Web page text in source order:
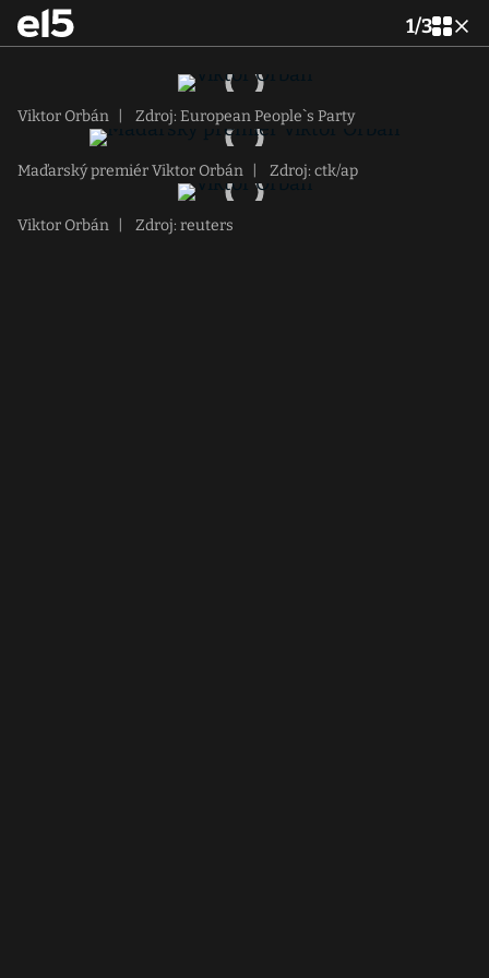
1/3
Viktor Orbán Zdroj: European People`s Party
Maďarský premiér Viktor Orbán Zdroj: ctk/ap
Viktor Orbán Zdroj: reuters